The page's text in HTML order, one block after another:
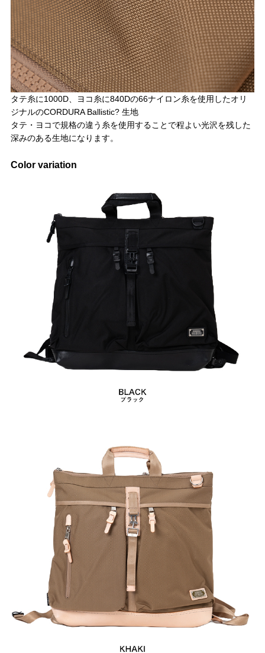
タテ糸に1000D、ヨコ糸に840Dの66ナイロン糸を使用したオリ
ジナルのCORDURA Ballistic? 生地
タテ・ヨコで規格の違う糸を使用することで程よい光沢を残した
深みのある生地になります。
Color variation